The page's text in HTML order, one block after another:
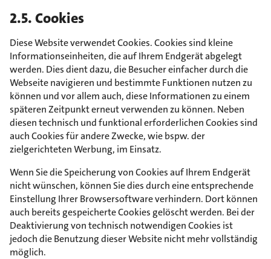
2.5. Cookies
Diese Website verwendet Cookies. Cookies sind kleine
Informationseinheiten, die auf Ihrem Endgerät abgelegt
werden. Dies dient dazu, die Besucher einfacher durch die
Webseite navigieren und bestimmte Funktionen nutzen zu
können und vor allem auch, diese Informationen zu einem
späteren Zeitpunkt erneut verwenden zu können. Neben
diesen technisch und funktional erforderlichen Cookies sind
auch Cookies für andere Zwecke, wie bspw. der
zielgerichteten Werbung, im Einsatz.
Wenn Sie die Speicherung von Cookies auf Ihrem Endgerät
nicht wünschen, können Sie dies durch eine entsprechende
Einstellung Ihrer Browsersoftware verhindern. Dort können
auch bereits gespeicherte Cookies gelöscht werden. Bei der
Deaktivierung von technisch notwendigen Cookies ist
jedoch die Benutzung dieser Website nicht mehr vollständig
möglich.